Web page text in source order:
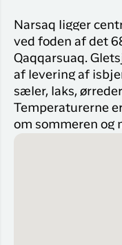
Narsaq ligger
ved foden af det
Qaqqarsuaq.
af levering af
sæler, laks,
Temperaturerne
om sommeren og